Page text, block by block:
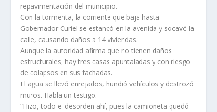
repavimentación del municipio.
Con la tormenta, la corriente que baja hasta
Gobernador Curiel se estancó en la avenida y socavó la
calle, causando daños a 14 viviendas.
Aunque la autoridad afirma que no tienen daños
estructurales, hay tres casas apuntaladas y con riesgo
de colapsos en sus fachadas.
El agua se llevó enrejados, hundió vehículos y destrozó
muros. Habla un testigo.
“Hizo, todo el desorden ahí, pues la camioneta quedó